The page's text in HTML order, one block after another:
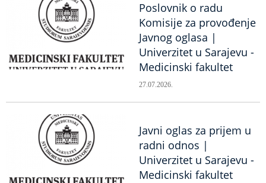
Poslovnik o radu
Komisije za provođenje
Javnog oglasa |
Univerzitet u Sarajevu -
Medicinski fakultet
27.07.2026.
Javni oglas za prijem u
radni odnos |
Univerzitet u Sarajevu -
Medicinski fakultet